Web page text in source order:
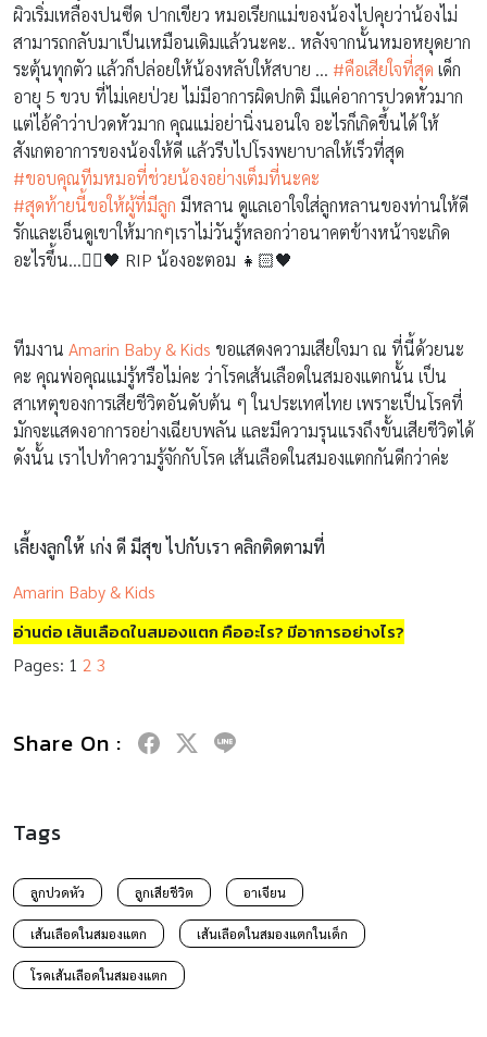
ผิวเริ่มเหลืองปนซีด ปากเขียว หมอเรียกแม่ของน้องไปคุยว่าน้องไม่
สามารถกลับมาเป็นเหมือนเดิมแล้วนะคะ.. หลังจากนั้นหมอหยุดยาก
ระตุ้นทุกตัว แล้วก็ปล่อยให้น้องหลับให้สบาย … #คือเสียใจที่สุด เด็ก
อายุ 5 ขวบ ที่ไม่เคยป่วย ไม่มีอาการผิดปกติ มีแค่อาการปวดหัวมาก
แต่ไอ้คำว่าปวดหัวมาก คุณแม่อย่านิ่งนอนใจ อะไรก็เกิดขึ้นได้ ให้
สังเกตอาการของน้องให้ดี แล้วรีบไปโรงพยาบาลให้เร็วที่สุด
#ขอบคุณทีมหมอที่ช่วยน้องอย่างเต็มที่นะคะ
#สุดท้ายนี้ขอให้ผู้ที่มีลูก มีหลาน ดูแลเอาใจใส่ลูกหลานของท่านให้ดี
รักและเอ็นดูเขาให้มากๆเราไม่วันรู้หลอกว่าอนาคตข้างหน้าจะเกิด
อะไรขึ้น…✌🏻🖤 RIP น้องอะตอม 👧🏻🖤
ทีมงาน Amarin Baby & Kids ขอแสดงความเสียใจมา ณ ที่นี้ด้วยนะ
คะ คุณพ่อคุณแม่รู้หรือไม่คะ ว่าโรคเส้นเลือดในสมองแตกนั้น เป็น
สาเหตุของการเสียชีวิตอันดับต้น ๆ ในประเทศไทย เพราะเป็นโรคที่
มักจะแสดงอาการอย่างเฉียบพลัน และมีความรุนแรงถึงขั้นเสียชีวิตได้
ดังนั้น เราไปทำความรู้จักกับโรค เส้นเลือดในสมองแตกกันดีกว่าค่ะ
เลี้ยงลูกให้ เก่ง ดี มีสุข ไปกับเรา คลิกติดตามที่
Amarin Baby & Kids
อ่านต่อ เส้นเลือดในสมองแตก คืออะไร? มีอาการอย่างไร?
Pages: 1 2 3
Share On :
Tags
ลูกปวดหัว ลูกเสียชีวิต อาเจียน
เส้นเลือดในสมองแตก เส้นเลือดในสมองแตกในเด็ก
โรคเส้นเลือดในสมองแตก